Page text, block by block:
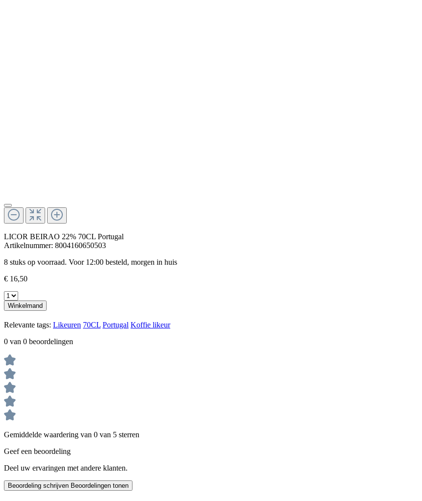
LICOR BEIRAO 22% 70CL Portugal
Artikelnummer: 8004160650503
8 stuks op voorraad. Voor 12:00 besteld, morgen in huis
€ 16,50
Winkelmand
Relevante tags: Likeuren 70CL Portugal Koffie likeur
0 van 0 beoordelingen
Gemiddelde waardering van 0 van 5 sterren
Geef een beoordeling
Deel uw ervaringen met andere klanten.
Beoordeling schrijven Beoordelingen tonen